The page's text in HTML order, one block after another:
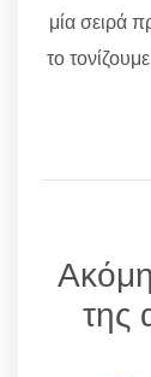
μία σειρά
το
της